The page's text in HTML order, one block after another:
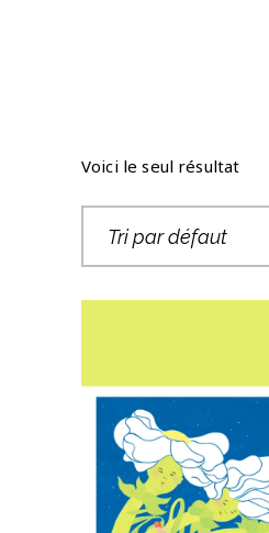
Voici le seul résultat
Tri par défaut
TANT DE
TE